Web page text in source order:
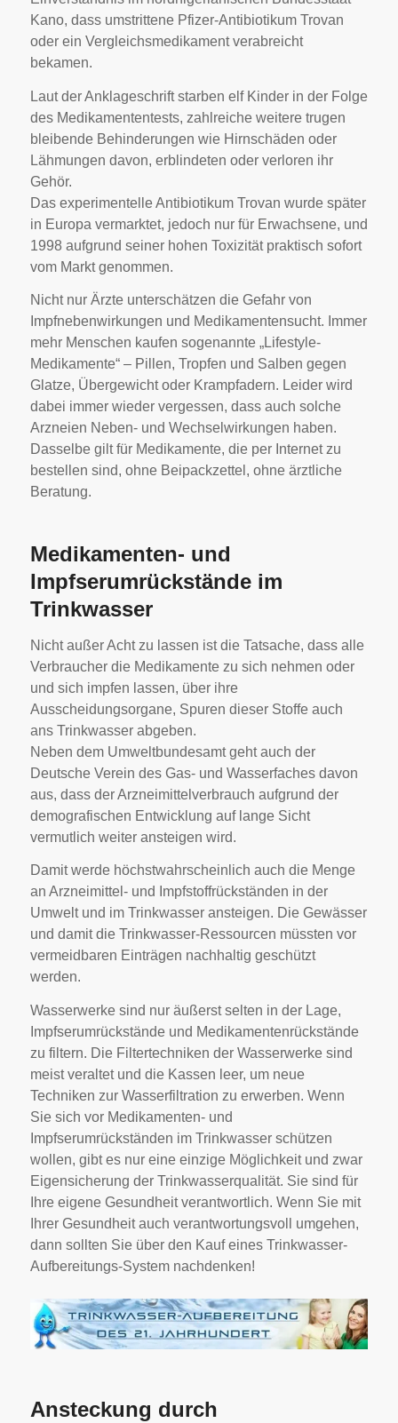
Kano, dass umstrittene Pfizer-Antibiotikum Trovan
oder ein Vergleichsmedikament verabreicht
bekamen.
Laut der Anklageschrift starben elf Kinder in der Folge
des Medikamententests, zahlreiche weitere trugen
bleibende Behinderungen wie Hirnschäden oder
Lähmungen davon, erblindeten oder verloren ihr
Gehör.
Das experimentelle Antibiotikum Trovan wurde später
in Europa vermarktet, jedoch nur für Erwachsene, und
1998 aufgrund seiner hohen Toxizität praktisch sofort
vom Markt genommen.
Nicht nur Ärzte unterschätzen die Gefahr von
Impfnebenwirkungen und Medikamentensucht. Immer
mehr Menschen kaufen sogenannte „Lifestyle-
Medikamente“ – Pillen, Tropfen und Salben gegen
Glatze, Übergewicht oder Krampfadern. Leider wird
dabei immer wieder vergessen, dass auch solche
Arzneien Neben- und Wechselwirkungen haben.
Dasselbe gilt für Medikamente, die per Internet zu
bestellen sind, ohne Beipackzettel, ohne ärztliche
Beratung.
Medikamenten- und
Impfserumrückstände im
Trinkwasser
Nicht außer Acht zu lassen ist die Tatsache, dass alle
Verbraucher die Medikamente zu sich nehmen oder
und sich impfen lassen, über ihre
Ausscheidungsorgane, Spuren dieser Stoffe auch
ans Trinkwasser abgeben.
Neben dem Umweltbundesamt geht auch der
Deutsche Verein des Gas- und Wasserfaches davon
aus, dass der Arzneimittelverbrauch aufgrund der
demografischen Entwicklung auf lange Sicht
vermutlich weiter ansteigen wird.
Damit werde höchstwahrscheinlich auch die Menge
an Arzneimittel- und Impfstoffrückständen in der
Umwelt und im Trinkwasser ansteigen. Die Gewässer
und damit die Trinkwasser-Ressourcen müssten vor
vermeidbaren Einträgen nachhaltig geschützt
werden.
Wasserwerke sind nur äußerst selten in der Lage,
Impfserumrückstände und Medikamentenrückstände
zu filtern. Die Filtertechniken der Wasserwerke sind
meist veraltet und die Kassen leer, um neue
Techniken zur Wasserfiltration zu erwerben. Wenn
Sie sich vor Medikamenten- und
Impfserumrückständen im Trinkwasser schützen
wollen, gibt es nur eine einzige Möglichkeit und zwar
Eigensicherung der Trinkwasserqualität. Sie sind für
Ihre eigene Gesundheit verantwortlich. Wenn Sie mit
Ihrer Gesundheit auch verantwortungsvoll umgehen,
dann sollten Sie über den Kauf eines Trinkwasser-
Aufbereitungs-System nachdenken!
Ansteckung durch